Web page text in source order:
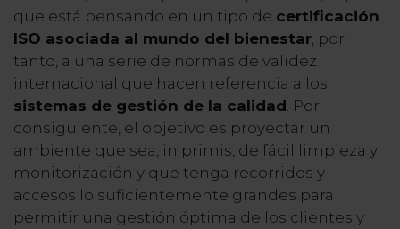
que está pensando en un tipo de certificación
ISO asociada al mundo del bienestar , por
tanto, a una serie de normas de validez
internacional que hacen referencia a los
sistemas de gestión de la calidad . Por
consiguiente, el objetivo es proyectar un
ambiente que sea, in primis, de fácil limpieza y
monitorización y que tenga recorridos y
accesos lo suficientemente grandes para
permitir una gestión óptima de los clientes y